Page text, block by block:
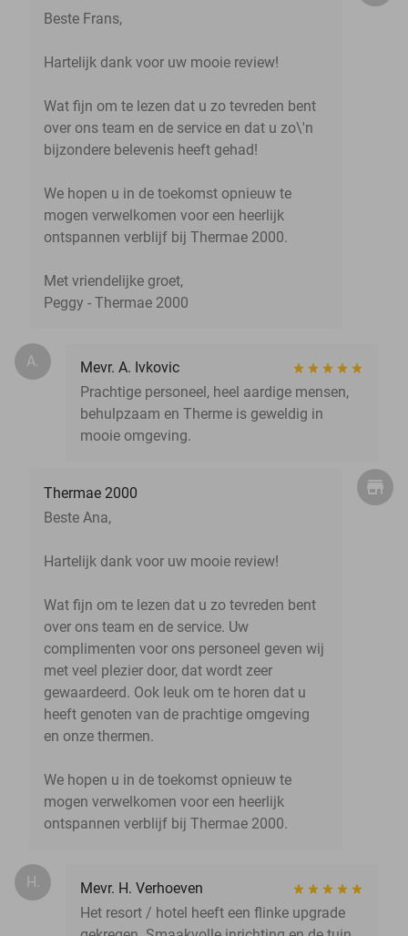
Beste Frans,
Hartelijk dank voor uw mooie review!
Wat fijn om te lezen dat u zo tevreden bent
over ons team en de service en dat u zo\'n
bijzondere belevenis heeft gehad!
We hopen u in de toekomst opnieuw te
mogen verwelkomen voor een heerlijk
ontspannen verblijf bij Thermae 2000.
Met vriendelijke groet,
Peggy - Thermae 2000
A.
Mevr. A. Ivkovic
Prachtige personeel, heel aardige mensen,
behulpzaam en Therme is geweldig in
mooie omgeving.
Thermae 2000
Beste Ana,
Hartelijk dank voor uw mooie review!
Wat fijn om te lezen dat u zo tevreden bent
over ons team en de service. Uw
complimenten voor ons personeel geven wij
met veel plezier door, dat wordt zeer
gewaardeerd. Ook leuk om te horen dat u
heeft genoten van de prachtige omgeving
en onze thermen.
We hopen u in de toekomst opnieuw te
mogen verwelkomen voor een heerlijk
ontspannen verblijf bij Thermae 2000.
H.
Mevr. H. Verhoeven
Het resort / hotel heeft een flinke upgrade